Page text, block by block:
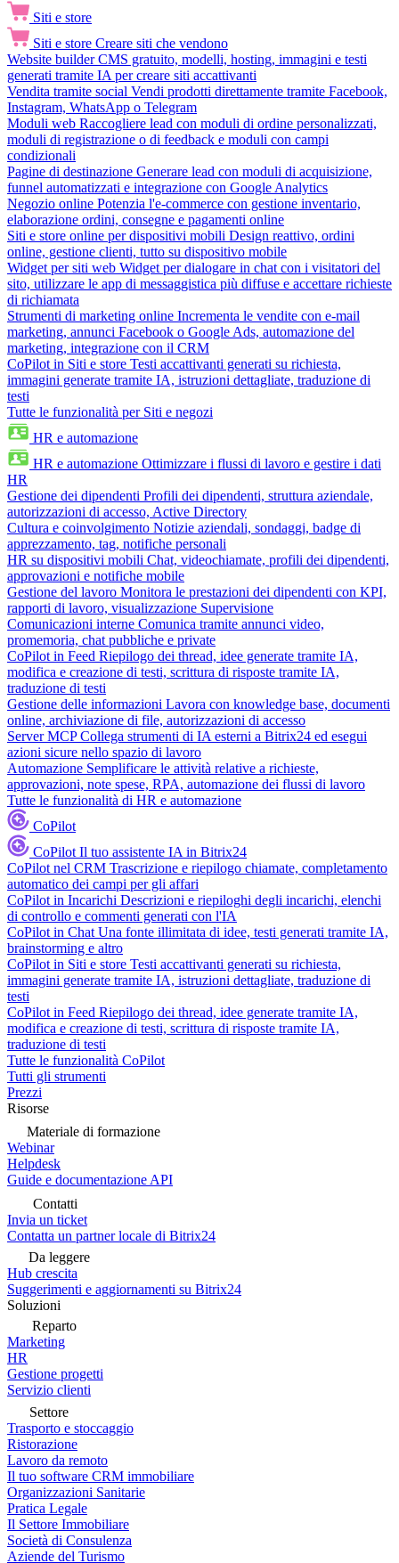
Siti e store
Siti e store Creare siti che vendono
Website builder CMS gratuito, modelli, hosting, immagini e testi
generati tramite IA per creare siti accattivanti
Vendita tramite social Vendi prodotti direttamente tramite Facebook,
Instagram, WhatsApp o Telegram
Moduli web Raccogliere lead con moduli di ordine personalizzati,
moduli di registrazione o di feedback e moduli con campi
condizionali
Pagine di destinazione Generare lead con moduli di acquisizione,
funnel automatizzati e integrazione con Google Analytics
Negozio online Potenzia l'e-commerce con gestione inventario,
elaborazione ordini, consegne e pagamenti online
Siti e store online per dispositivi mobili Design reattivo, ordini
online, gestione clienti, tutto su dispositivo mobile
Widget per siti web Widget per dialogare in chat con i visitatori del
sito, utilizzare le app di messaggistica più diffuse e accettare richieste
di richiamata
Strumenti di marketing online Incrementa le vendite con e-mail
marketing, annunci Facebook o Google Ads, automazione del
marketing, integrazione con il CRM
CoPilot in Siti e store Testi accattivanti generati su richiesta,
immagini generate tramite IA, istruzioni dettagliate, traduzione di
testi
Tutte le funzionalità per Siti e negozi
HR e automazione
HR e automazione Ottimizzare i flussi di lavoro e gestire i dati
HR
Gestione dei dipendenti Profili dei dipendenti, struttura aziendale,
autorizzazioni di accesso, Active Directory
Cultura e coinvolgimento Notizie aziendali, sondaggi, badge di
apprezzamento, tag, notifiche personali
HR su dispositivi mobili Chat, videochiamate, profili dei dipendenti,
approvazioni e notifiche mobile
Gestione del lavoro Monitora le prestazioni dei dipendenti con KPI,
rapporti di lavoro, visualizzazione Supervisione
Comunicazioni interne Comunica tramite annunci video,
promemoria, chat pubbliche e private
CoPilot in Feed Riepilogo dei thread, idee generate tramite IA,
modifica e creazione di testi, scrittura di risposte tramite IA,
traduzione di testi
Gestione delle informazioni Lavora con knowledge base, documenti
online, archiviazione di file, autorizzazioni di accesso
Server MCP Collega strumenti di IA esterni a Bitrix24 ed esegui
azioni sicure nello spazio di lavoro
Automazione Semplificare le attività relative a richieste,
approvazioni, note spese, RPA, automazione dei flussi di lavoro
Tutte le funzionalità di HR e automazione
CoPilot
CoPilot Il tuo assistente IA in Bitrix24
CoPilot nel CRM Trascrizione e riepilogo chiamate, completamento
automatico dei campi per gli affari
CoPilot in Incarichi Descrizioni e riepiloghi degli incarichi, elenchi
di controllo e commenti generati con l'IA
CoPilot in Chat Una fonte illimitata di idee, testi generati tramite IA,
brainstorming e altro
CoPilot in Siti e store Testi accattivanti generati su richiesta,
immagini generate tramite IA, istruzioni dettagliate, traduzione di
testi
CoPilot in Feed Riepilogo dei thread, idee generate tramite IA,
modifica e creazione di testi, scrittura di risposte tramite IA,
traduzione di testi
Tutte le funzionalità CoPilot
Tutti gli strumenti
Prezzi
Risorse
Materiale di formazione
Webinar
Helpdesk
Guide e documentazione API
Contatti
Invia un ticket
Contatta un partner locale di Bitrix24
Da leggere
Hub crescita
Suggerimenti e aggiornamenti su Bitrix24
Soluzioni
Reparto
Marketing
HR
Gestione progetti
Servizio clienti
Settore
Trasporto e stoccaggio
Ristorazione
Lavoro da remoto
Il tuo software CRM immobiliare
Organizzazioni Sanitarie
Pratica Legale
Il Settore Immobiliare
Società di Consulenza
Aziende del Turismo